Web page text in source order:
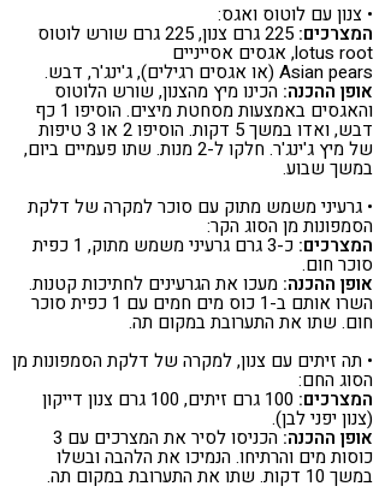
• צנון עם לוטוס ואגס:
המצרכים: 225 גרם צנון, 225 גרם שורש לוטוס
lotus root, אגסים אסייניים
Asian pears (או אגסים רגילים), ג'ינג'ר, דבש.
אופן ההכנה: הכינו מיץ מהצנון, שורש הלוטוס
והאגסים באמצעות מסחטת מיצים. הוסיפו 1 כף
דבש, ואדו במשך 5 דקות. הוסיפו 2 או 3 טיפות
של מיץ ג'ינג'ר. חלקו ל-2 מנות. שתו פעמיים ביום,
במשך שבוע.
• גרעיני משמש מתוק עם סוכר למקרה של דלקת
הסמפונות מן הסוג הקר:
המצרכים: כ-3 גרם גרעיני משמש מתוק, 1 כפית
סוכר חום.
אופן ההכנה: מעכו את הגרעינים לחתיכות קטנות.
השרו אותם ב-1 כוס מים חמים עם 1 כפית סוכר
חום. שתו את התערובת במקום תה.
• תה זיתים עם צנון, למקרה של דלקת הסמפונות מן
הסוג החם:
המצרכים: 100 גרם זיתים, 100 גרם צנון דייקון
(צנון יפני לבן).
אופן ההכנה: הכניסו לסיר את המצרכים עם 3
כוסות מים והרתיחו. הנמיכו את הלהבה ובשלו
במשך 10 דקות. שתו את התערובת במקום תה.